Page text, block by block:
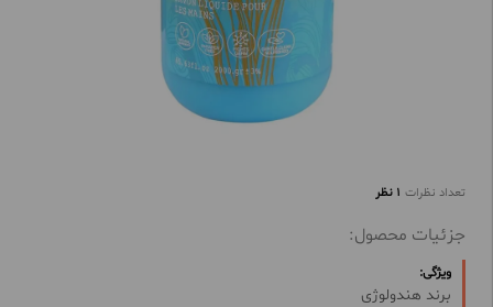
تعداد نظرات 1 نظر
جزئیات محصول:
ویژگی:
برند هندولوژی